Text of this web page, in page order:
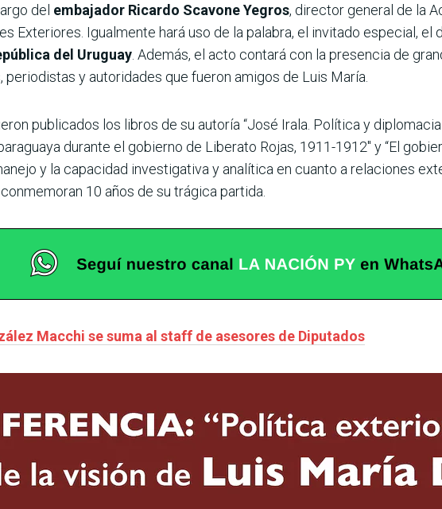
del embajador Ricardo Scavone Yegros, director general de la
Exteriores. Igualmente hará uso de la palabra, el invitado especial, el
del Uruguay . Además, el acto contará con la presencia de
y autoridades que fueron amigos de Luis María.
publicados los libros de su autoría “José Irala. Política y
durante el gobierno de Liberato Rojas, 1911-1912″ y “El
y la capacidad investigativa y analítica en cuanto a relaciones
10 años de su trágica partida.
Macchi se suma al staff de asesores de Diputados